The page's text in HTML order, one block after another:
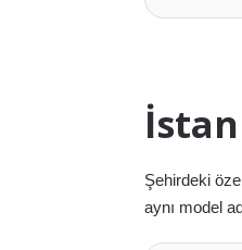
Şehirdeki
aynı model